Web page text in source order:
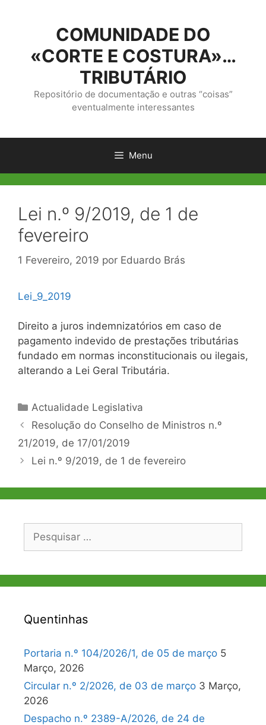
conteúdo
COMUNIDADE DO
«CORTE E COSTURA»…
TRIBUTÁRIO
Repositório de documentação e outras “coisas”
eventualmente interessantes
Menu
Lei n.º 9/2019, de 1 de
fevereiro
1 Fevereiro, 2019 por Eduardo Brás
Lei_9_2019
Direito a juros indemnizatórios em caso de
pagamento indevido de prestações tributárias
fundado em normas inconstitucionais ou ilegais,
alterando a Lei Geral Tributária.
Categorias
Actualidade Legislativa
Navegação
de
Resolução do Conselho de Ministros n.º
21/2019, de 17/01/2019
Lei n.º 9/2019, de 1 de fevereiro
Pesquisar
Quentinhas
Portaria n.º 104/2026/1, de 05 de março 5
Março, 2026
Circular n.º 2/2026, de 03 de março 3 Março,
2026
Despacho n.º 2389-A/2026, de 24 de